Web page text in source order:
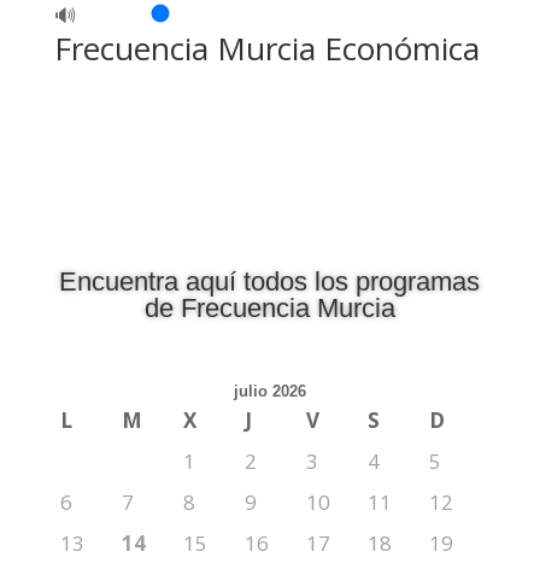
🔊
Frecuencia Murcia Económica
Encuentra aquí todos los programas
de Frecuencia Murcia
julio 2026
L M X J V S
D
1
2 3 4
5
6
7 8 9 10 11
12
13
14 15 16 17 18
19